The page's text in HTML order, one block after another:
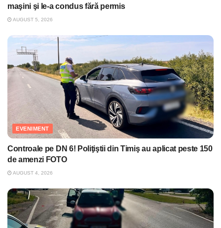
maşini şi le-a condus fără permis
AUGUST 5, 2026
EVENIMENT
Controale pe DN 6! Poliţiştii din Timiş au aplicat peste 150
de amenzi FOTO
AUGUST 4, 2026